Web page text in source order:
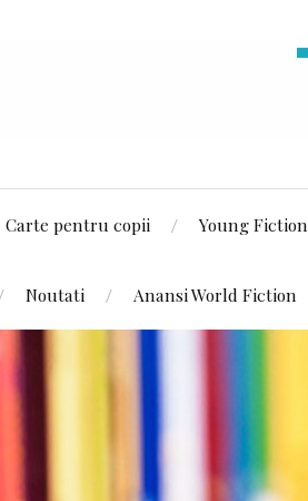
Carte pentru copii Young Fiction
Noutati Anansi World Fiction